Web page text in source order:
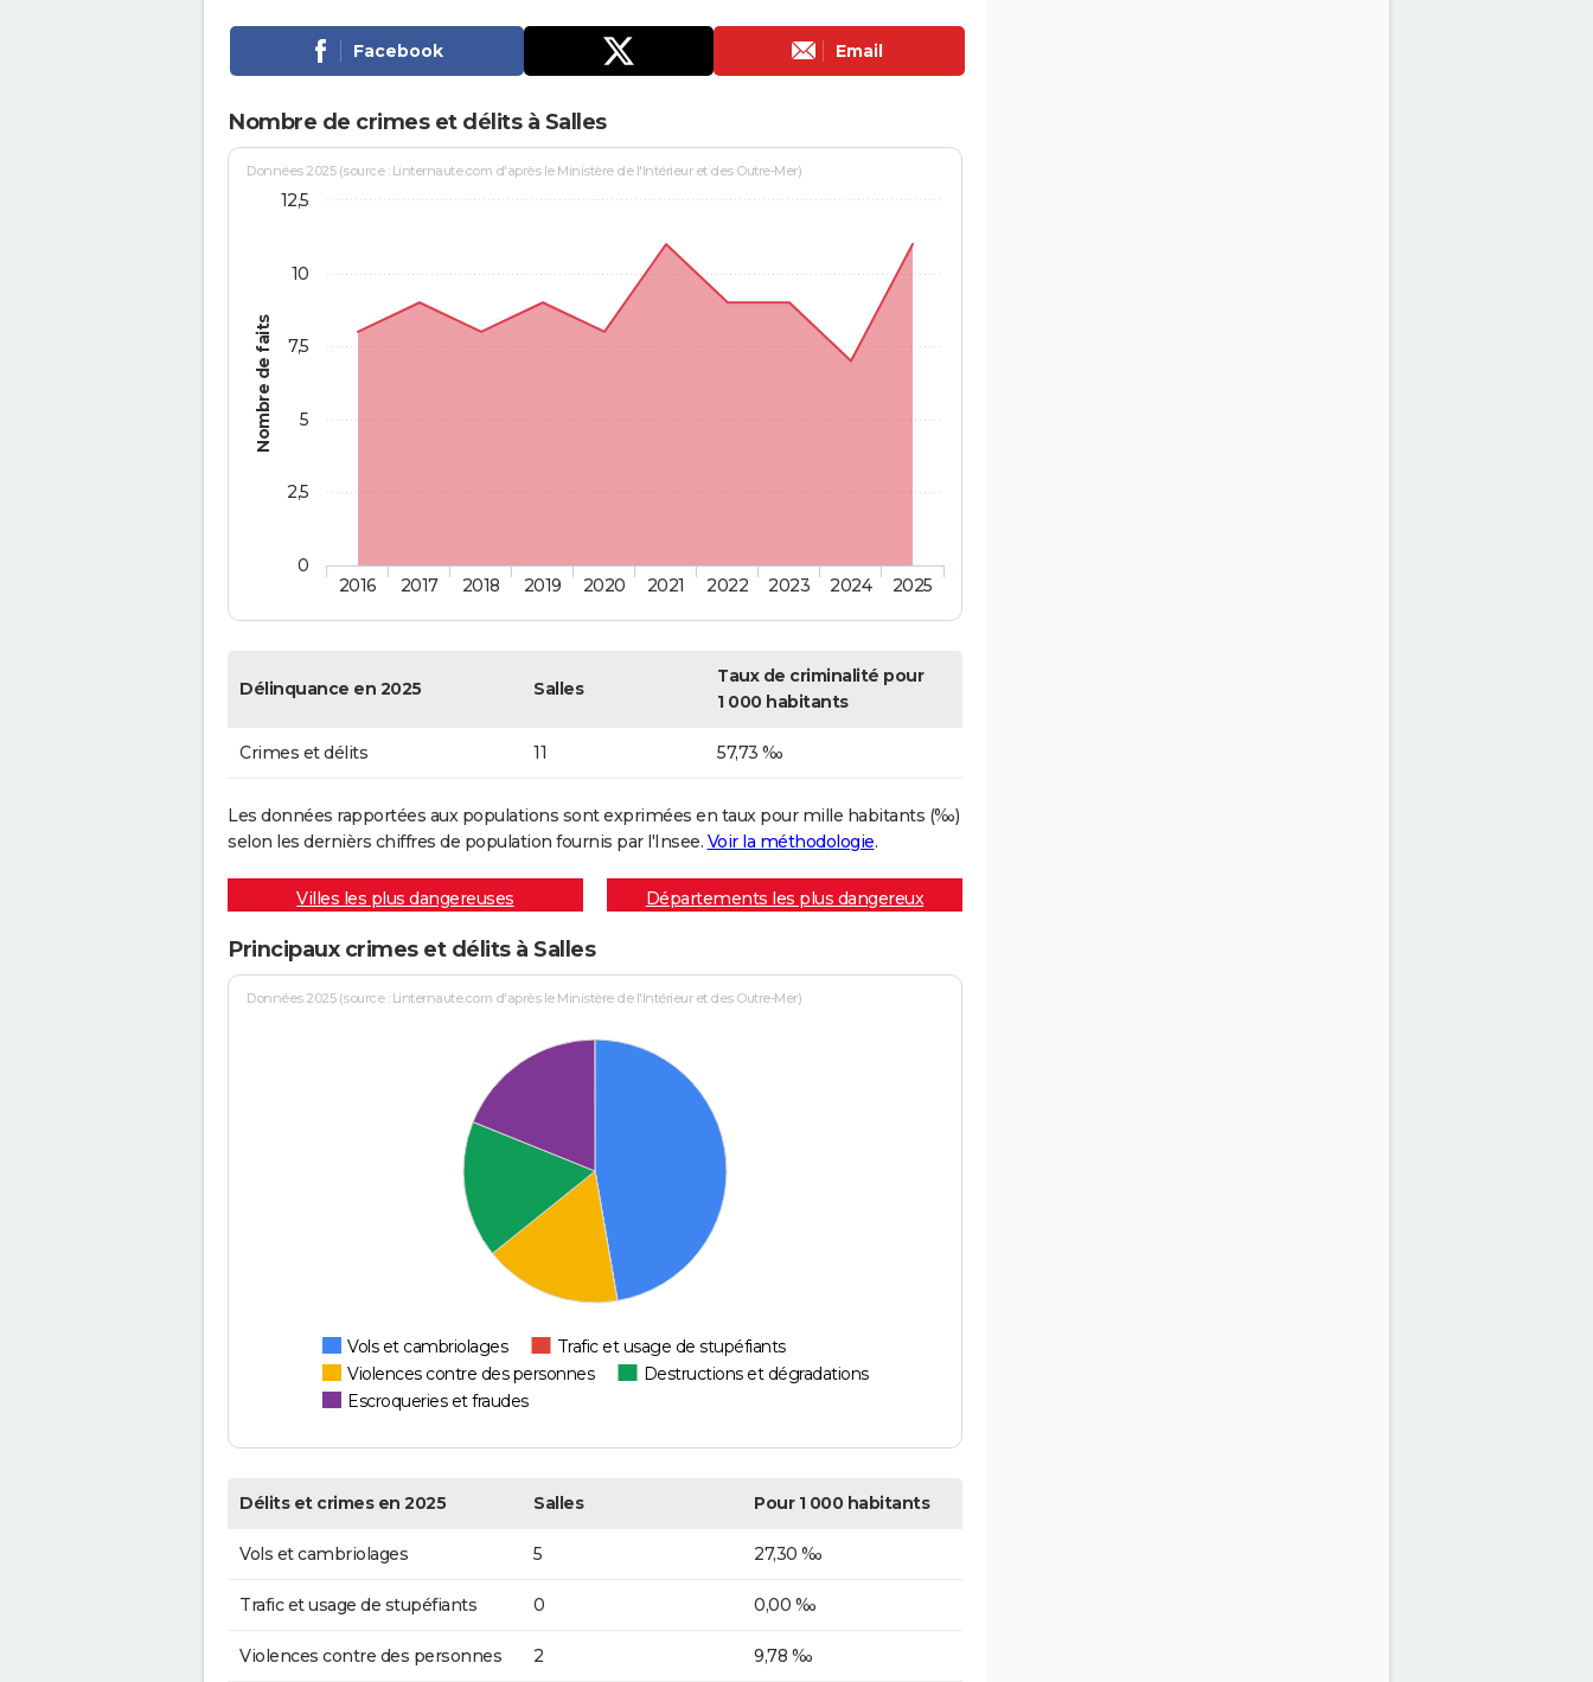
Facebook Email
Nombre de crimes et délits à Salles
Nombre de faits
Données 2025 (source : Linternaute.com d'après le Ministère de l'Intérieur et des Outre-Mer)
2016 2017 2018 2019 2020 2021 2022 2023 2024 2025
0
2,5
5
7,5
10
12,5
Délinquance en 2025 Salles
Taux de criminalité pour
1 000 habitants
Crimes et délits 11 57,73 ‰
Les données rapportées aux populations sont exprimées en taux pour mille habitants (‰)
selon les dernièrs chiffres de population fournis par l'Insee. Voir la méthodologie.
Villes les plus dangereuses Départements les plus dangereux
Principaux crimes et délits à Salles
Données 2025 (source : Linternaute.com d'après le Ministère de l'Intérieur et des Outre-Mer)
Vols et cambriolages
Trafic et usage de stupéfiants
Violences contre des personnes
Destructions et dégradations
Escroqueries et fraudes
Délits et crimes en 2025 Salles Pour 1 000 habitants
Vols et cambriolages 5 27,30 ‰
Trafic et usage de stupéfiants 0 0,00 ‰
Violences contre des personnes 2 9,78 ‰